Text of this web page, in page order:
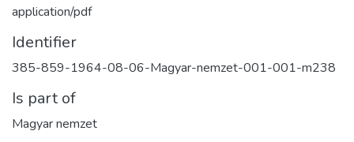
application/pdf
Identifier
385-859-1964-08-06-Magyar-nemzet-001-001-m238
Is part of
Magyar nemzet